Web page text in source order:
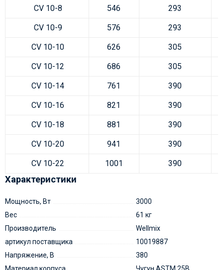
CV 10-8 546 293
CV 10-9 576 293
CV 10-10 626 305
CV 10-12 686 305
CV 10-14 761 390
CV 10-16 821 390
CV 10-18 881 390
CV 10-20 941 390
CV 10-22 1001 390
Характеристики
Мощность, Вт
3000
Вес
61 кг
Производитель
Wellmix
артикул поставщика
10019887
Напряжение, В
380